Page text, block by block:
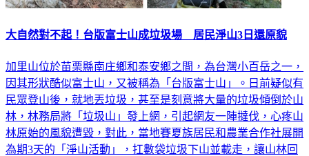
大自然對不起！台版富士山成垃圾場 居民淨山3日還原貌
加里山位於苗栗縣南庄鄉和泰安鄉之間，為台灣小百岳之一，
因其形狀酷似富士山，又被稱為「台版富士山」。日前疑似有
民眾登山後，就地丟垃圾，甚至是刻意將大量的垃圾傾倒於山
林，林務局將「垃圾山」發上網，引起網友一陣撻伐，心疼山
林原始的風貌遭毀，對此，當地賽夏族居民和農業合作社展開
為期3天的「淨山活動」，扛數袋垃圾下山並載走，讓山林回